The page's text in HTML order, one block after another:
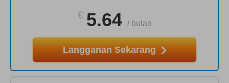
€ 5.64 / bulan
Langganan Sekarang